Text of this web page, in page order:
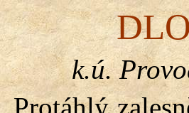
k.ú.